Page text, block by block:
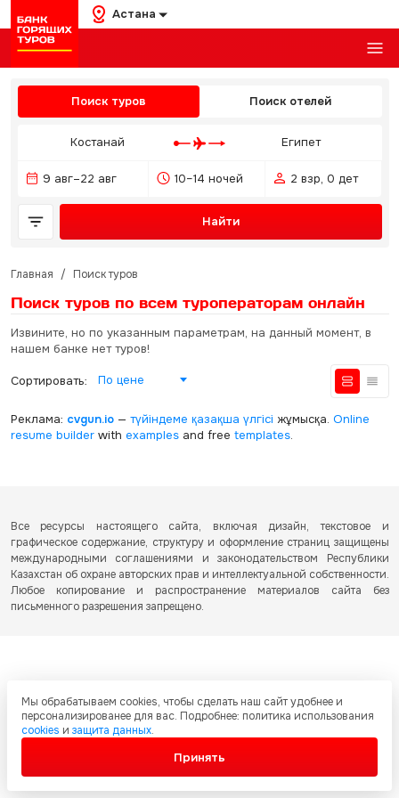
Астана
Поиск туров Поиск отелей
Костанай Египет
9 авг–22 авг 10–14 ночей 2 взр, 0 дет
Найти
Главная / Поиск туров
Поиск туров по всем туроператорам онлайн
Извините, но по указанным параметрам, на данный момент, в
нашем банке нет туров!
Сортировать: По цене
Реклама: cvgun.io— түйіндеме қазақша үлгісі жұмысқа. Online
resume builderwith examplesand free templates.
Все ресурсы настоящего сайта, включая дизайн, текстовое и
графическое содержание, структуру и оформление страниц защищены
международными соглашениями и законодательством Республики
Казахстан об охране авторских прав и интеллектуальной собственности.
Любое копирование и распространение материалов сайта без
письменного разрешения запрещено.
Мы обрабатываем cookies, чтобы сделать наш сайт удобнее и
персонализированее для вас. Подробнее: политика использования
cookies и защита данных.
Принять